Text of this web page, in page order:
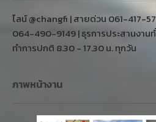
ไลน์ @changfi | สายด่วน 061-417-
064-490-9149 | ธุรการประสานงาน
ทำการปกติ 8.30 - 17.30 น. ทุกวัน
ภาพหน้างาน